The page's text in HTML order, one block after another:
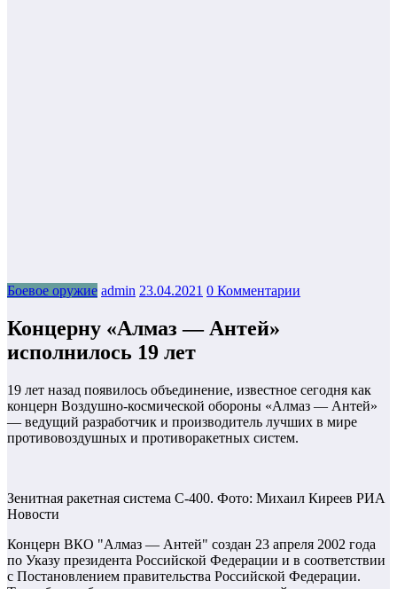
Боевое оружие admin 23.04.2021 0 Комментарии
Концерну «Алмаз — Антей»
исполнилось 19 лет
19 лет назад появилось объединение, известное сегодня как
концерн Воздушно-космической обороны «Алмаз — Антей»
— ведущий разработчик и производитель лучших в мире
противовоздушных и противоракетных систем.
Зенитная ракетная система С-400. Фото: Михаил Киреев РИА
Новости
Концерн ВКО "Алмаз — Антей" создан 23 апреля 2002 года
по Указу президента Российской Федерации и в соответствии
с Постановлением правительства Российской Федерации.